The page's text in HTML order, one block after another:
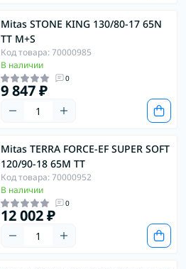
Mitas STONE KING 130/80-17 65N
TT M+S
Код товара: 70000985
В наличии
0
9 847 ₽
Mitas TERRA FORCE-EF SUPER SOFT
120/90-18 65M TT
Код товара: 70000952
В наличии
0
12 002 ₽